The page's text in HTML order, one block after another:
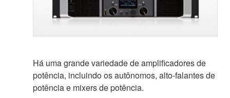
Há uma grande variedade de amplificadores de
potência, incluindo os autônomos, alto-falantes de
potência e mixers de potência.